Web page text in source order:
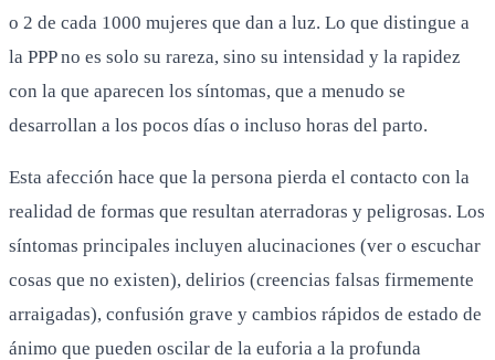
o 2 de cada 1000 mujeres que dan a luz. Lo que distingue a
la PPP no es solo su rareza, sino su intensidad y la rapidez
con la que aparecen los síntomas, que a menudo se
desarrollan a los pocos días o incluso horas del parto.
Esta afección hace que la persona pierda el contacto con la
realidad de formas que resultan aterradoras y peligrosas. Los
síntomas principales incluyen alucinaciones (ver o escuchar
cosas que no existen), delirios (creencias falsas firmemente
arraigadas), confusión grave y cambios rápidos de estado de
ánimo que pueden oscilar de la euforia a la profunda